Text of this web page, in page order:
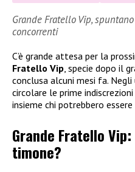
Grande Fratello Vip,
concorrenti
C’è grande attesa per la
Fratello Vip , specie dopo il
conclusa alcuni mesi fa.
circolare le prime
insieme chi potrebbero
Grande Fratello
timone?